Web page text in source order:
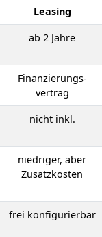
Leasing
ab 2 Jahre
Finanzierungs­
vertrag
nicht inkl.
niedriger, aber
Zusatz­kosten
frei konfigurier­bar